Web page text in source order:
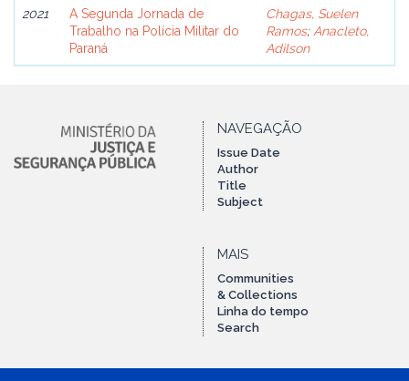
2021
A Segunda Jornada de
Trabalho na Polícia Militar do
Paraná
Chagas, Suelen
Ramos; Anacleto,
Adilson
NAVEGAÇÃO
Issue Date
Author
Title
Subject
MAIS
Communities
& Collections
Linha do tempo
Search